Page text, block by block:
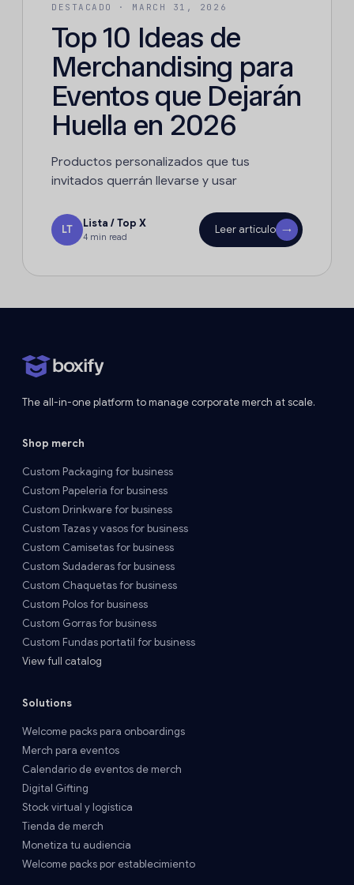
DESTACADO · MARCH 31, 2026
Top 10 Ideas de
Merchandising para
Eventos que Dejarán
Huella en 2026
Productos personalizados que tus
invitados querrán llevarse y usar
LT Lista / Top X
4 min read
Leer artículo →
The all-in-one platform to manage corporate merch at scale.
Shop merch
Custom Packaging for business
Custom Papelería for business
Custom Drinkware for business
Custom Tazas y vasos for business
Custom Camisetas for business
Custom Sudaderas for business
Custom Chaquetas for business
Custom Polos for business
Custom Gorras for business
Custom Fundas portatil for business
View full catalog
Solutions
Welcome packs para onboardings
Merch para eventos
Calendario de eventos de merch
Digital Gifting
Stock virtual y logística
Tienda de merch
Monetiza tu audiencia
Welcome packs por establecimiento